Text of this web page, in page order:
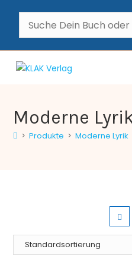
Moderne
> Produkte > Moderne Lyrik